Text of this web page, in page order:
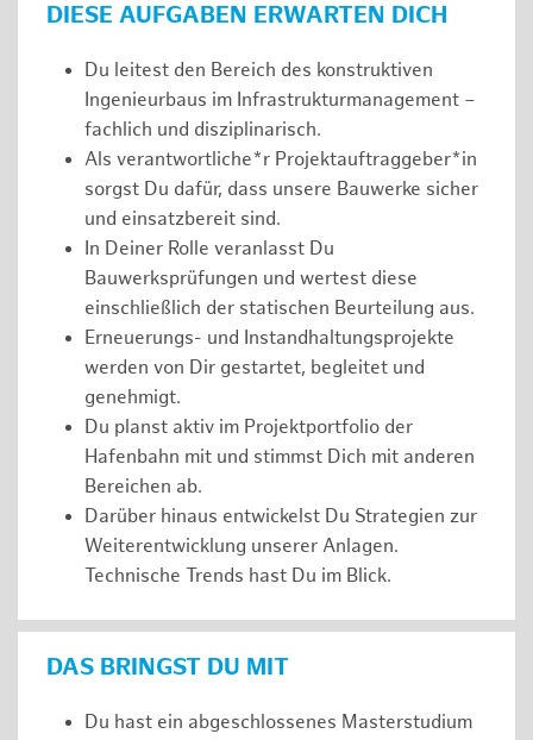
DIESE AUFGABEN ERWARTEN DICH
Du leitest den Bereich des konstruktiven
Ingenieurbaus im Infrastrukturmanagement –
fachlich und disziplinarisch.
Als verantwortliche*r Projektauftraggeber*in
sorgst Du dafür, dass unsere Bauwerke sicher
und einsatzbereit sind.
In Deiner Rolle veranlasst Du
Bauwerksprüfungen und wertest diese
einschließlich der statischen Beurteilung aus.
Erneuerungs- und Instandhaltungsprojekte
werden von Dir gestartet, begleitet und
genehmigt.
Du planst aktiv im Projektportfolio der
Hafenbahn mit und stimmst Dich mit anderen
Bereichen ab.
Darüber hinaus entwickelst Du Strategien zur
Weiterentwicklung unserer Anlagen.
Technische Trends hast Du im Blick.
DAS BRINGST DU MIT
Du hast ein abgeschlossenes Masterstudium